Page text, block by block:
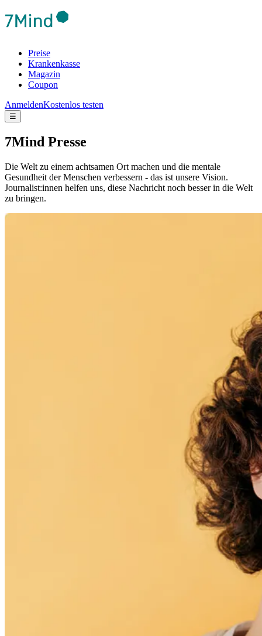
Preise
Krankenkasse
Magazin
Coupon
AnmeldenKostenlos testen
☰
7Mind Presse
Die Welt zu einem achtsamen Ort machen und die mentale
Gesundheit der Menschen verbessern - das ist unsere Vision.
Journalist:innen helfen uns, diese Nachricht noch besser in die Welt
zu bringen.